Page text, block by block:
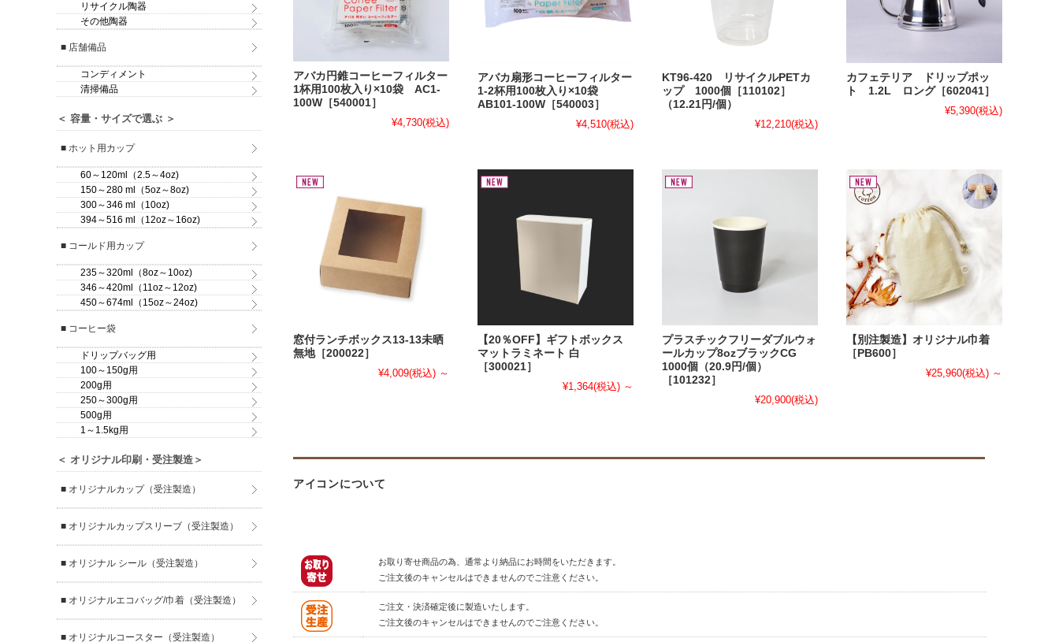
アバカ円錐コーヒーフィルター
1杯用100枚入り×10袋 AC1-
100W［540001］
¥4,730(税込)
アバカ扇形コーヒーフィルター
1-2杯用100枚入り×10袋
AB101-100W［540003］
¥4,510(税込)
KT96-420 リサイクルPETカ
ップ 1000個［110102］
（12.21円/個）
¥12,210(税込)
カフェテリア ドリップポッ
ト 1.2L ロング［602041］
¥5,390(税込)
窓付ランチボックス13-13未晒
無地［200022］
¥4,009(税込) ～
【20％OFF】ギフトボックス
マットラミネート 白
［300021］
¥1,364(税込) ～
プラスチックフリーダブルウォ
ールカップ8ozブラックCG
1000個（20.9円/個）
［101232］
¥20,900(税込)
【別注製造】オリジナル巾着
［PB600］
¥25,960(税込) ～
アイコンについて
お取り寄せ商品の為、通常より納品にお時間をいただきます。
ご注文後のキャンセルはできませんのでご注意ください。
ご注文・決済確定後に製造いたします。
ご注文後のキャンセルはできませんのでご注意ください。
リサイクル陶器
その他陶器
■ 店舗備品
コンディメント
清掃備品
＜ 容量・サイズで選ぶ ＞
■ ホット用カップ
60～120ml（2.5～4oz)
150～280 ml（5oz～8oz)
300～346 ml（10oz)
394～516 ml（12oz～16oz)
■ コールド用カップ
235～320ml（8oz～10oz)
346～420ml（11oz～12oz)
450～674ml（15oz～24oz)
■ コーヒー袋
ドリップバッグ用
100～150g用
200g用
250～300g用
500g用
1～1.5kg用
＜ オリジナル印刷・受注製造＞
■ オリジナルカップ（受注製造）
■ オリジナルカップスリーブ（受注製造）
■ オリジナル シール（受注製造）
■ オリジナルエコバッグ/巾着（受注製造）
■ オリジナルコースター（受注製造）